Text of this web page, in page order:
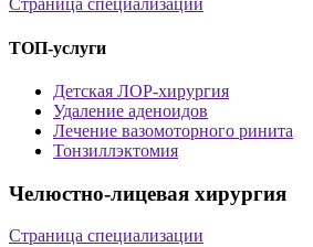
Страница специализации
ТОП-услуги
Детская ЛОР-хирургия
Удаление аденоидов
Лечение вазомоторного ринита
Тонзиллэктомия
Челюстно-лицевая хирургия
Страница специализации